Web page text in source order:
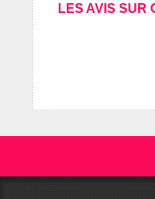
LES AVIS SUR